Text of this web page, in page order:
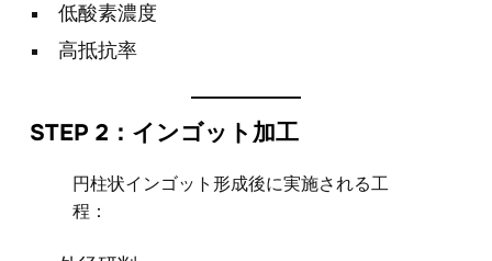
低酸素濃度
高抵抗率
STEP 2：インゴット加工
円柱状インゴット形成後に実施される工
程：